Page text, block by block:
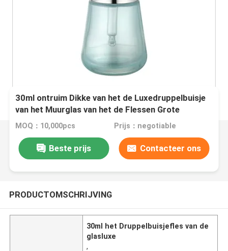
30ml ontruim Dikke van het de Luxedruppelbuisje
van het Muurglas van het de Flessen Grote
Zilveren Aluminium GLB de Kegelvorm
MOQ：10,000pcs Prijs：negotiable
Beste prijs Contacteer ons
PRODUCTOMSCHRIJVING
30ml het Druppelbuisjefles van de
glasluxe
,